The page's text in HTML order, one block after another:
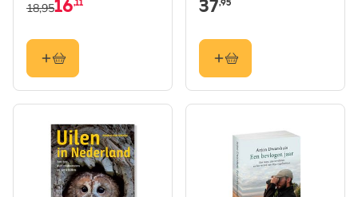
16,11
18,95 37,95